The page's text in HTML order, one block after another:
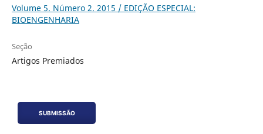
Volume 5. Número 2. 2015 / EDIÇÃO ESPECIAL:
BIOENGENHARIA
Seção
Artigos Premiados
SUBMISSÃO